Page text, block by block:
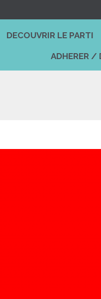
DECOUVRIR LE PARTI
ADHERER /